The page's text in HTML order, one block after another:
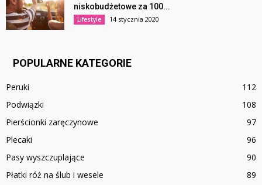
niskobudżetowe za 100...
Lifestyle 14 stycznia 2020
POPULARNE KATEGORIE
Peruki
112
Podwiązki
108
Pierścionki zaręczynowe
97
Plecaki
96
Pasy wyszczuplające
90
Płatki róż na ślub i wesele
89